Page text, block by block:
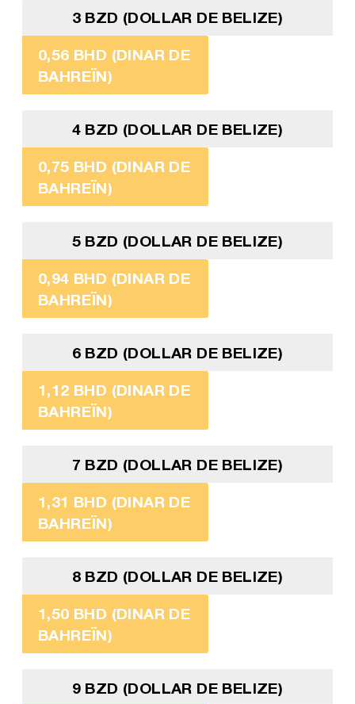
3 BZD (DOLLAR DE BELIZE)
0,56 BHD (DINAR DE
BAHREÏN)
4 BZD (DOLLAR DE BELIZE)
0,75 BHD (DINAR DE
BAHREÏN)
5 BZD (DOLLAR DE BELIZE)
0,94 BHD (DINAR DE
BAHREÏN)
6 BZD (DOLLAR DE BELIZE)
1,12 BHD (DINAR DE
BAHREÏN)
7 BZD (DOLLAR DE BELIZE)
1,31 BHD (DINAR DE
BAHREÏN)
8 BZD (DOLLAR DE BELIZE)
1,50 BHD (DINAR DE
BAHREÏN)
9 BZD (DOLLAR DE BELIZE)